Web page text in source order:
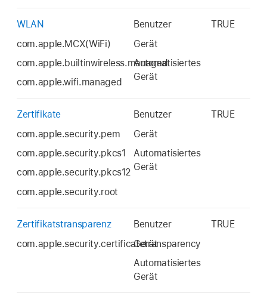
WLAN
com.apple.MCX(WiFi)
com.apple.builtinwireless.managed
com.apple.wifi.managed
Benutzer
Gerät
Automatisiertes
Gerät
TRUE
Zertifikate
com.apple.security.pem
com.apple.security.pkcs1
com.apple.security.pkcs12
com.apple.security.root
Benutzer
Gerät
Automatisiertes
Gerät
TRUE
Zertifikatstransparenz
com.apple.security.certificatetransparency
Benutzer
Gerät
Automatisiertes
Gerät
TRUE